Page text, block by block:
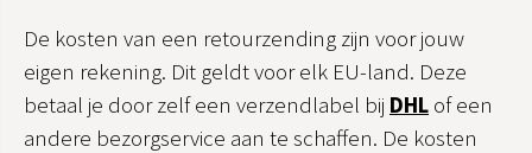
De kosten van een retourzending zijn voor jouw
eigen rekening. Dit geldt voor elk EU-land. Deze
betaal je door zelf een verzendlabel bij DHL of een
andere bezorgservice aan te schaffen. De kosten